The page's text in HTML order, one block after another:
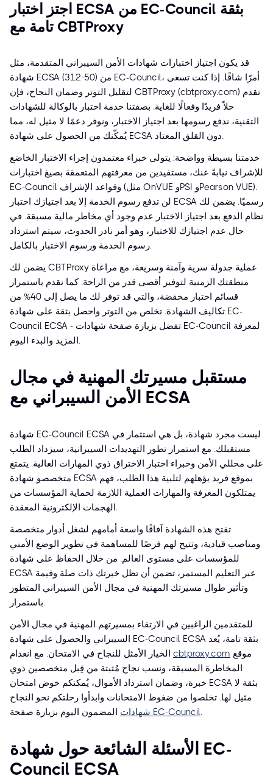
اجتز اختبار ECSA من EC-Council بثقة
تامة مع CBTProxy
قد يكون اجتياز اختبارات شهادات الأمن السيبراني المتقدمة، مثل
شهادة ECSA (312-50) من EC-Council، أمرًا شاقًا. إذا كنت تسعى
لتقليل التوتر وضمان النجاح، فإن CBTProxy (cbtproxy.com) تقدم
حلاً فريدًا وفعالًا للغاية. بصفتنا خدمة اختبار بالوكالة للشهادات
التقنية، ندفع رسومها بعد اجتياز الاختبار، ونوفر دعمًا لا مثيل له، مما
يُمكّنك من الحصول على شهادة ECSA دون القلق المعتاد.
خدمتنا بسيطة وواضحة: يتولى خبراء معتمدون إجراء الاختبار الخاضع
للإشراف نيابةً عنك، مستفيدين من معرفتهم المتعمقة بصيغ اختبارات
EC-Council وقواعد الإشراف (مثل OnVUE وPSI وPearson VUE).
لن تدفع رسوم الخدمة إلا بعد اجتيازك اختبار ECSA رسميًا. يضمن لك
نظام الدفع بعد اجتياز الاختبار عدم وجود أي مخاطر مالية مسبقة. في
حال عدم اجتيازك للاختبار، وهو أمر نادر الحدوث، سيتم استرداد
رسوم الخدمة ورسوم الاختبار بالكامل.
يضمن لك CBTProxy عملية جدولة سرية وآمنة وسريعة، مع مراعاة
منطقتك الزمنية لتوفير أقصى قدر من الراحة. كما نقدم باستمرار
قسائم اختبار مخفضة، والتي قد توفر لك ما يصل إلى 40% من
تكاليف الشهادة. تخلص من التوتر واحصل بثقة على شهادة EC-
Council ECSA - تفضل بزيارة صفحة شهادات EC-Council لمعرفة
المزيد والبدء اليوم.
مستقبل مسيرتك المهنية في مجال
الأمن السيبراني مع ECSA
شهادة EC-Council ECSA ليست مجرد شهادة، بل هي استثمار في
مستقبلك. مع استمرار تطور التهديدات السيبرانية، سيزداد الطلب
على محللي الأمن وخبراء اختبار الاختراق ذوي المهارات العالية. يتمتع
متخصصو شهادة ECSA بموقع فريد يؤهلهم لتلبية هذا الطلب، فهم
يمتلكون المعرفة والمهارات العملية اللازمة لحماية المؤسسات من
الهجمات الإلكترونية المعقدة.
تفتح هذه الشهادة آفاقًا واسعة أمامهم لشغل أدوار متخصصة
ومناصب قيادية، وتتيح لهم فرصًا للمساهمة في تطوير الوضع الأمني
للمؤسسات على مستوى العالم. من خلال الحفاظ على شهادة
ECSA عبر التعليم المستمر، تضمن أن تظل خبرتك ذات صلة وقيمة
وتأثير طوال مسيرتك المهنية في مجال الأمن السيبراني المتطور
باستمرار.
للمتقدمين الراغبين في الارتقاء بمسيرتهم المهنية في مجال الأمن
السيبراني والحصول على شهادة EC-Council ECSA بثقة تامة، يُعد
موقع cbtproxy.com الخيار الأمثل للنجاح في الامتحان. مع انعدام
المخاطرة المسبقة، ونسب نجاح مُثبتة من قِبل متخصصين ذوي
خبرة، وضمان استرداد الأموال، يُمكنكم خوض امتحان ECSA بثقة لا
مثيل لها. تخلصوا من ضغوط الامتحانات وابدأوا رحلتكم نحو النجاح
شهادات EC-Council.
الأسئلة الشائعة حول شهادة EC-
Council ECSA